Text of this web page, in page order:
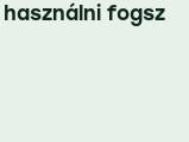
használni fogsz